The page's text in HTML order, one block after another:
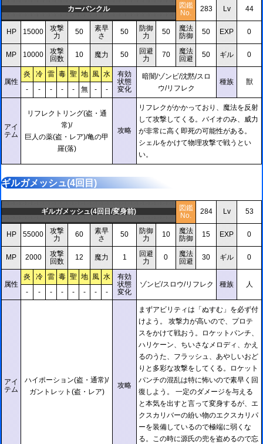
カーバンクル
図鑑
No.
283 Lv 44
HP 15000
攻撃
力
50
素早
さ
50
防御
力
50
魔法
防御
50 EXP 0
MP 10000
攻撃
回数
10 魔力 50
回避
力
70
魔法
回避
50 ギル 0
属性
炎 冷 雷 毒 聖 地 風 水
有効
状態
変化
暗闇/ゾンビ/沈黙/スロ
ウ/リフレク
種族
獣
-
- - - - 無 - -
アイ
テム
リフレクトリング(盗・通
常)/
巨人の薬(盗・レア)/亀の甲
羅(落)
攻略
リフレクがかかっており、魔法を反射
して攻撃してくる。バイオのみ、威力
が非常に高く即死の可能性がある。
シェルをかけて物理攻撃で戦うとい
い。
ギルガメッシュ(4回目)
ギルガメッシュ(4回目/変身前)
図鑑
No.
284 Lv 53
HP 55000
攻撃
力
60
素早
さ
50
防御
力
10
魔法
防御
15 EXP 0
MP 2000
攻撃
回数
12 魔力 1
回避
力
0
魔法
回避
30 ギル 0
属性
炎 冷 雷 毒 聖 地 風 水
有効
状態
変化
ゾンビ/スロウ/リフレク 種族
人
-
- - - - - - -
アイ
テム
ハイポーション(盗・通常)/
ガントレット(盗・レア)
攻略
まずアビリティは「ぬすむ」を必ず付
けよう。 攻撃力が高いので、プロテ
スをかけて戦おう。ロケットパンチ、
ハリケーン、ちいさなメロディ、かえ
るのうた、フラッシュ、あやしいおど
りと多彩な攻撃をしてくる。ロケット
パンチの混乱は特に怖いので素早く回
復しよう。 一定のダメージを与える
と本気を出すと言って変身するが、エ
クスカリバーの紛い物のエクスカリパ
ーを装備しているので極端に弱くな
る。この時に源氏の兜を盗めるので忘